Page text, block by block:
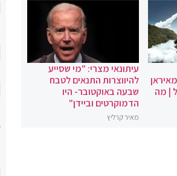
| מה
עיתונאי מצרי: "מי שסייע
להיווצרות התנאים לטבח
שבעה באוקטובר- היו
הדמוקרטים וביידן"
מאיר קרליץ